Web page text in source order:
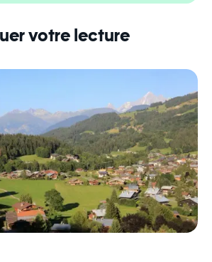
votre lecture